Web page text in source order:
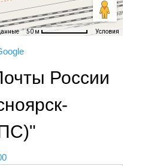
50 м Условия
России